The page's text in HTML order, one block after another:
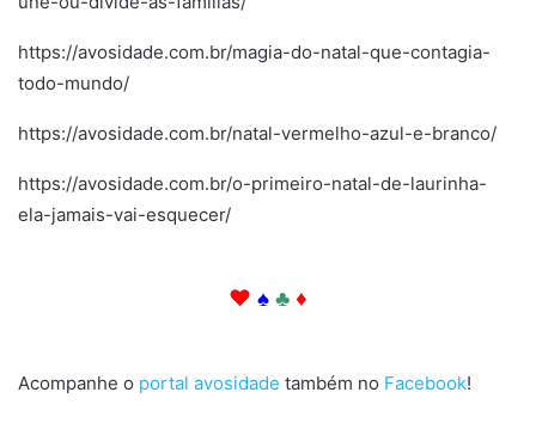
https://avosidade.com.br/magia-do-natal-que-contagia-
todo-mundo/
https://avosidade.com.br/natal-vermelho-azul-e-branco/
https://avosidade.com.br/o-primeiro-natal-de-laurinha-
ela-jamais-vai-esquecer/
♥ ♠ ♣ ♦
Acompanhe o portal avosidade também no Facebook!